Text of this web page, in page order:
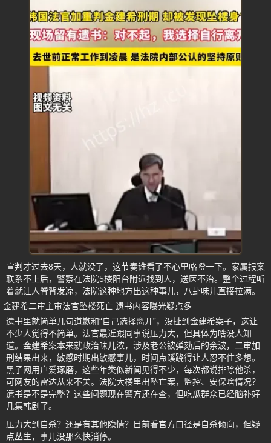
宣判才过去8天，人就没了，这节奏谁看了不心里咯噔一下。家属报案
联系不上后，警察在法院5楼阳台附近找到人，送医不治。整个过程听
着就让人脊背发凉，法院这种地方出这种事儿，八卦味儿直接拉满。
金建希二审主审法官坠楼死亡 遗书内容曝光疑点多
遗书里就简单几句道歉和“自己选择离开”，没扯到金建希案子，这让
不少人觉得不简单。法官最近跟同事说压力大，但具体为啥没人知
道。金建希案本来就政治味儿浓，涉及老公被弹劾后的余波，二审加
刑结果出来，敏感时期出敏感事儿，时间点蹊跷得让人忍不住多想。
黑子网用户爱琢磨，这些年类似新闻见得不少，每次都说排除他杀，
可网友的雷达从来不关。法院大楼里出坠亡案，监控、安保啥情况？
遗书是不是完整？这些问题现在警方还在查，但吃瓜群众已经脑补好
几集韩剧了。
压力大到自杀？还是有其他隐情？目前看官方口径是自杀倾向，但疑
点丛生，事儿没那么快消停。